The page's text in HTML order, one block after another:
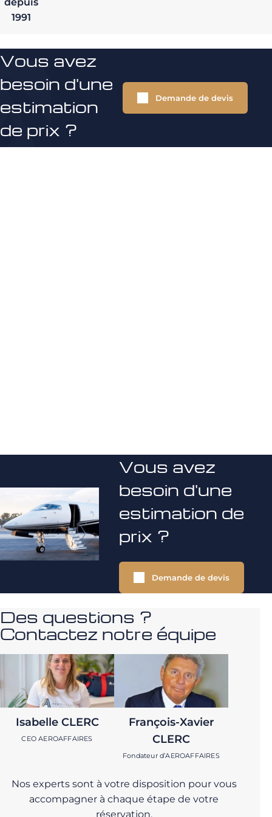
1991
Vous avez
besoin d'une
estimation
de prix ?
Demande de devis
Vous avez
besoin d'une
estimation de
prix ?
Demande de devis
Des questions ?
Contactez notre équipe
Isabelle CLERC
CEO AEROAFFAIRES
François-Xavier
CLERC
Fondateur d’AEROAFFAIRES
Nos experts sont à votre disposition pour vous
accompagner à chaque étape de votre
réservation.